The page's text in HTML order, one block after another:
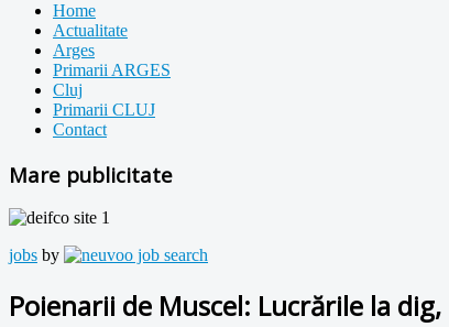
Home
Actualitate
Arges
Primarii ARGES
Cluj
Primarii CLUJ
Contact
Mare publicitate
jobs by
Poienarii de Muscel: Lucrările la